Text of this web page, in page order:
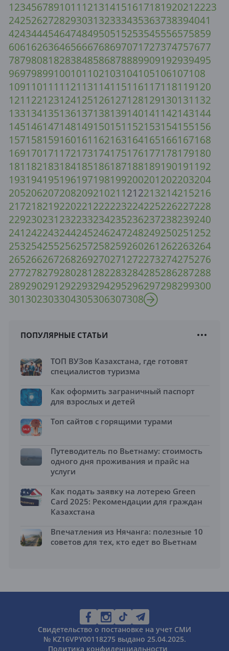
1234567891011 121314151617181920212223
242526272829303132333435363738394041
424344454647484950515253545556575859
606162636465666768697071727374757677
787980818283848586878889909192939495
96979899100101 102103104105106107108
109110111 112113114115116117118119120
121 122123124125126127128129130131 132
133134135136137138139140141 142143144
145146147148149150151 152153154155156
157158159160161 162163164165166167168
169170171 172173174175176177178179180
181 182183184185186187188189190191 192
193194195196197198199200201202203204
205206207208209210211212213214215216
217218219220221222223224225226227228
229230231232233234235236237238239240
241242243244245246247248249250251252
253254255256257258259260261262263264
265266267268269270271272273274275276
277278279280281282283284285286287288
289290291292293294295296297298299300
301302303304305306307308
ПОПУЛЯРНЫЕ СТАТЬИ
ТОП ВУЗов Казахстана, где готовят
специалистов туризма
Как оформить заграничный паспорт
для взрослых и детей
Топ сайтов с горящими турами
Путеводитель по Вьетнаму: стоимость
одного дня проживания и прайс на
услуги
Как подать заявку на лотерею Green
Card 2025: Рекомендации для граждан
Казахстана
Впечатления из Нячанга: полезные 10
советов для тех, кто едет во Вьетнам
Свидетельство о постановке на учет СМИ
№ KZ16VPY00118275 выдано 25.04.2025.
Политика конфиденциальности